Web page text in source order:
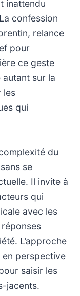
inattendu
confession
relance
pour
ce geste
sur la
les
qui
du
se
Il invite à
qui
avec les
L’approche
en perspective
saisir les
jacents.